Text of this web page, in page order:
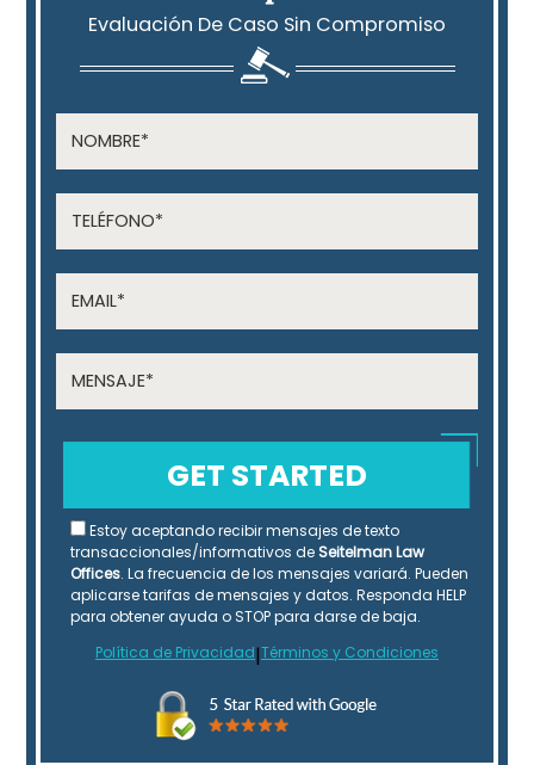
Evaluación De Caso Sin Compromiso
Estoy aceptando recibir mensajes de texto
transaccionales/informativos deSeitelman Law
Offices. La frecuencia de los mensajes variará. Pueden
aplicarse tarifas de mensajes y datos. Responda HELP
para obtener ayuda o STOP para darse de baja.
Política de Privacidad|Términos y Condiciones